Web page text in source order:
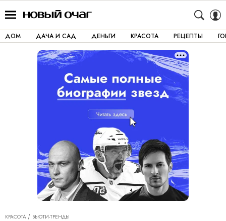
ДОМ ДАЧА И САД ДЕНЬГИ КРАСОТА РЕЦЕПТЫ
КРАСОТА
БЬЮТИ-ТРЕНДЫ